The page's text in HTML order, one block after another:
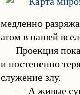
медленно
атом в нашей
Проекция
и постепенно
служение злу.
— А живые